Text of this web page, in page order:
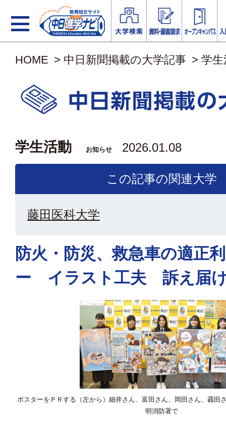
HOME > 中日新聞掲載の大学記事 > 学
学生活動 お知らせ 2026.01.08
この記事の関連大学
藤田医科大学
防火・防災、救急車の適正
ー イラスト工夫 訴え届
ポスターをＰＲする（左から）細井さん、富田さん、岡田さん、靏田
明消防署で